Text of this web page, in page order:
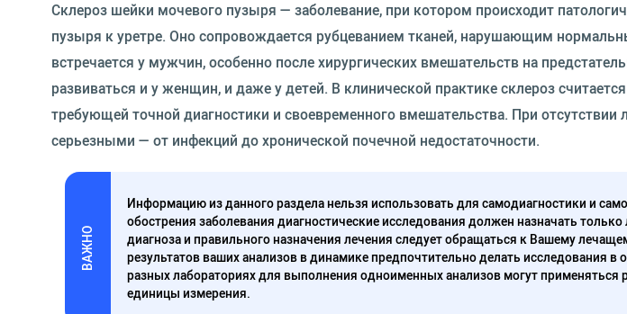
Склероз шейки мочевого пузыря — заболевание, при котором происходит
пузыря к уретре. Оно сопровождается рубцеванием тканей, нарушающим
встречается у мужчин, особенно после хирургических вмешательств на
развиваться и у женщин, и даже у детей. В клинической практике склероз
требующей точной диагностики и своевременного вмешательства. При отсутствии
серьезными — от инфекций до хронической почечной недостаточности.
ВАЖНО
Информацию из данного раздела нельзя использовать для самодиагностики и
обострения заболевания диагностические исследования должен назначать
диагноза и правильного назначения лечения следует обращаться к Вашему
результатов ваших анализов в динамике предпочтительно делать исследования в
разных лабораториях для выполнения одноименных анализов могут применяться
единицы измерения.